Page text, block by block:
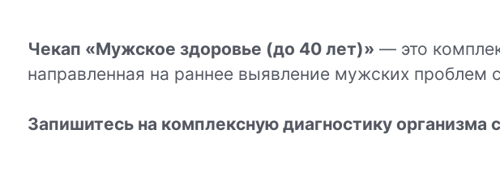
Чекап «Мужское здоровье (до 40 лет)» — это
направленная на раннее выявление мужских проблем
Запишитесь на комплексную диагностику организма